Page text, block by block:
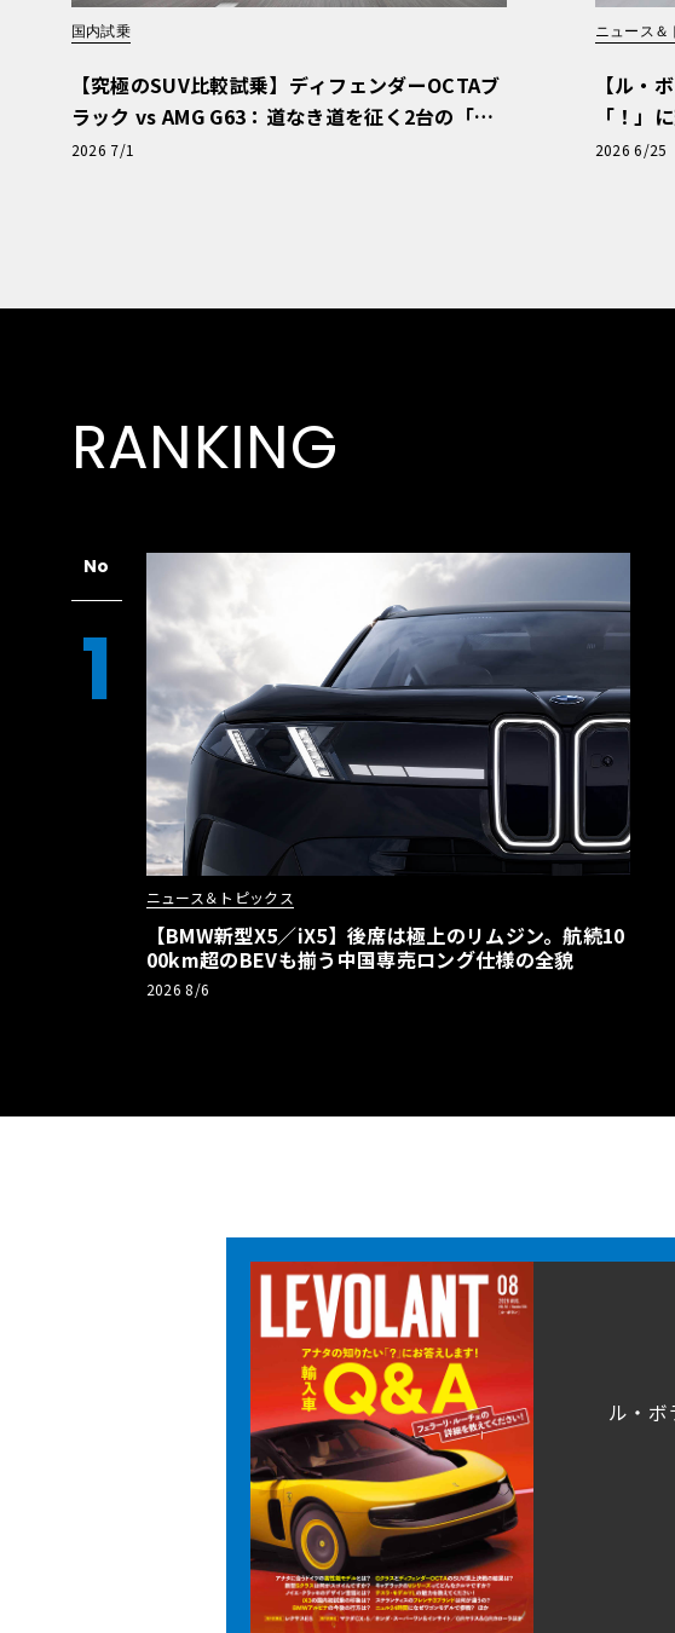
国内試乗
【究極のSUV比較試乗】ディフェンダーOCTAブ
ラック vs AMG G63：道なき道を征く2台の「対
極的アプローチ」
2026 7/1
ニュース＆
【ル・
「！」
「輸入車
2026 6/25
RANKING
No
1
ニュース＆トピックス
【BMW新型X5／iX5】後席は極上のリムジン。航続10
00km超のBEVも揃う中国専売ロング仕様の全貌
2026 8/6
ル・